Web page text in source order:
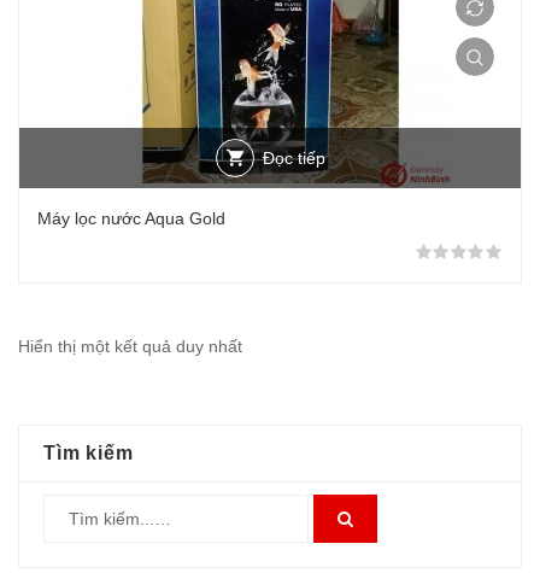
Đọc tiếp
Máy lọc nước Aqua Gold
Hiển thị một kết quả duy nhất
Tìm kiếm